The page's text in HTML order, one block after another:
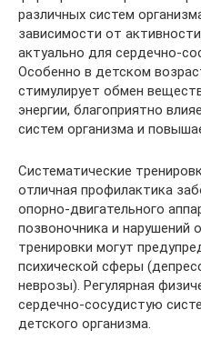
различных систем
зависимости от
актуально для сердечно-
Особенно в детском
стимулирует обмен
энергии, благоприятно
систем организма и
Систематические
отличная профилактика
опорно-двигательного
позвоночника и нарушений
тренировки могут
психической сферы
неврозы). Регулярная
сердечно-сосудистую
детского организма.